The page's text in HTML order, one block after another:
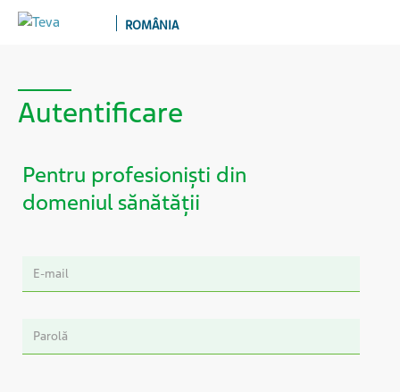
ROMÂNIA
Autentificare